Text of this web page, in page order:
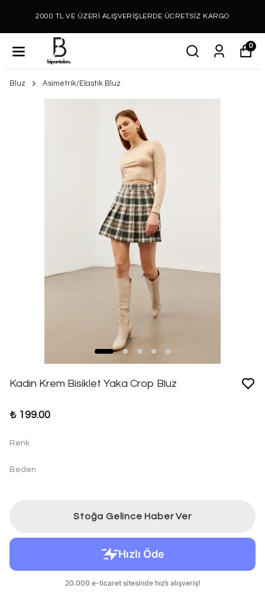
2000 TL VE ÜZERİ ALIŞVERİŞLERDE ÜCRETSİZ KARGO
0
Bluz Asimetrik/Elastik Bluz
Kadın Krem Bisiklet Yaka Crop Bluz
₺ 199.00
Renk
Beden
Stoğa Gelince Haber Ver